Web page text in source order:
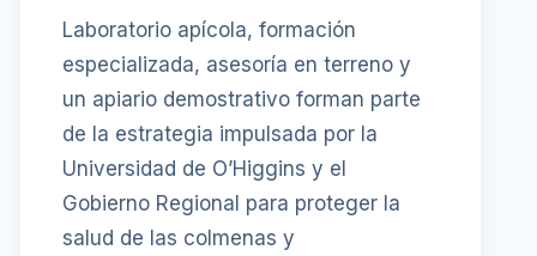
Laboratorio apícola, formación
especializada, asesoría en terreno y
un apiario demostrativo forman parte
de la estrategia impulsada por la
Universidad de O’Higgins y el
Gobierno Regional para proteger la
salud de las colmenas y